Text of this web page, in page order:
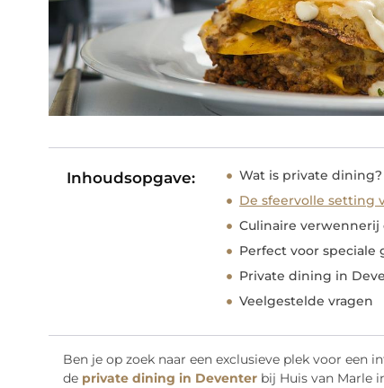
Inhoudsopgave:
Wat is private dining?
De sfeervolle setting
Culinaire verwennerij
Perfect voor speciale
Private dining in
Veelgestelde vragen
Ben je op zoek naar een exclusieve plek voor een
de private dining in Deventerbij Huis van Marle